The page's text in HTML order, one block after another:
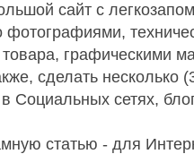
сайт с
фотографиями,
графическими
сделать несколько
Социальных сетях,
статью - для